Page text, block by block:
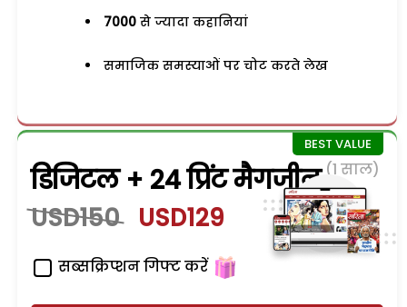
7000 से ज्यादा कहानियां
समाजिक समस्याओं पर चोट करते लेख
डिजिटल + 24 प्रिंट मैगजीन (1 साल)
USD150 USD129
सब्सक्रिप्शन गिफ्ट करें